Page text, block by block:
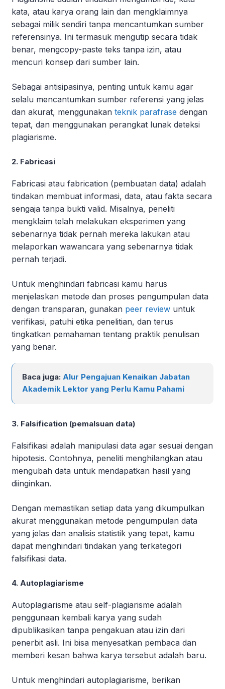
kata, atau karya orang lain dan mengklaimnya
sebagai milik sendiri tanpa mencantumkan sumber
referensinya. Ini termasuk mengutip secara tidak
benar, mengcopy-paste teks tanpa izin, atau
mencuri konsep dari sumber lain.
Sebagai antisipasinya, penting untuk kamu agar
selalu mencantumkan sumber referensi yang jelas
dan akurat, menggunakan teknik parafrase dengan
tepat, dan menggunakan perangkat lunak deteksi
plagiarisme.
2. Fabricasi
Fabricasi atau fabrication (pembuatan data) adalah
tindakan membuat informasi, data, atau fakta secara
sengaja tanpa bukti valid. Misalnya, peneliti
mengklaim telah melakukan eksperimen yang
sebenarnya tidak pernah mereka lakukan atau
melaporkan wawancara yang sebenarnya tidak
pernah terjadi.
Untuk menghindari fabricasi kamu harus
menjelaskan metode dan proses pengumpulan data
dengan transparan, gunakan peer review untuk
verifikasi, patuhi etika penelitian, dan terus
tingkatkan pemahaman tentang praktik penulisan
yang benar.
Baca juga: Alur Pengajuan Kenaikan Jabatan
Akademik Lektor yang Perlu Kamu Pahami
3. Falsification (pemalsuan data)
Falsifikasi adalah manipulasi data agar sesuai dengan
hipotesis. Contohnya, peneliti menghilangkan atau
mengubah data untuk mendapatkan hasil yang
diinginkan.
Dengan memastikan setiap data yang dikumpulkan
akurat menggunakan metode pengumpulan data
yang jelas dan analisis statistik yang tepat, kamu
dapat menghindari tindakan yang terkategori
falsifikasi data.
4. Autoplagiarisme
Autoplagiarisme atau self-plagiarisme adalah
penggunaan kembali karya yang sudah
dipublikasikan tanpa pengakuan atau izin dari
penerbit asli. Ini bisa menyesatkan pembaca dan
memberi kesan bahwa karya tersebut adalah baru.
Untuk menghindari autoplagiarisme, berikan